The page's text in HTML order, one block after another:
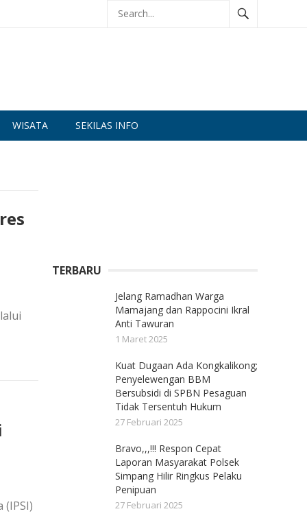
WISATA SEKILAS INFO
(IPSI)
TERBARU
Jelang Ramadhan Warga
Mamajang dan Rappocini Ikral
Anti Tawuran
1 Maret 2025
Kuat Dugaan Ada Kongkalikong;
Penyelewengan BBM
Bersubsidi di SPBN Pesaguan
Tidak Tersentuh Hukum
27 Februari 2025
Bravo,,,!!! Respon Cepat
Laporan Masyarakat Polsek
Simpang Hilir Ringkus Pelaku
Penipuan
27 Februari 2025